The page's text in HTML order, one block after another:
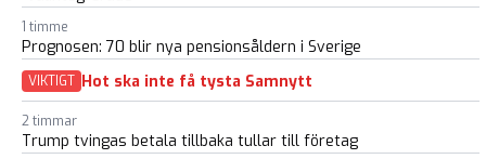
1 timme
Prognosen: 70 blir nya pensionsåldern i Sverige
VIKTIGT Hot ska inte få tysta Samnytt
2 timmar
Trump tvingas betala tillbaka tullar till företag